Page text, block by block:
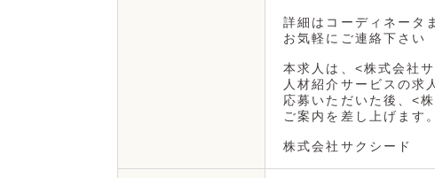
詳細はコーディネータ
お気軽にご連絡下さい
本求人は、<株式会社
人材紹介サービスの求
応募いただいた後、<
ご案内を差し上げます。
株式会社サクシード